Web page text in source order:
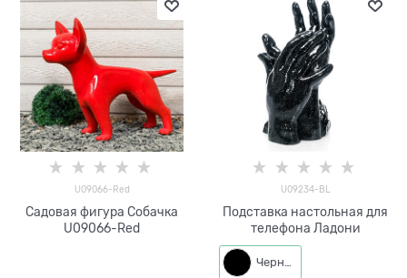
U09066-Red
Садовая фигура Собачка
U09066-Red
U09234-BL
Подставка настольная для
телефона Ладони
Черный